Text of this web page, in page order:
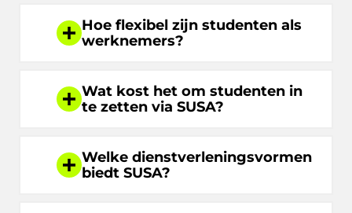
Hoe flexibel zijn studenten als
werknemers?
Wat kost het om studenten in
te zetten via SUSA?
Welke dienstverleningsvormen
biedt SUSA?